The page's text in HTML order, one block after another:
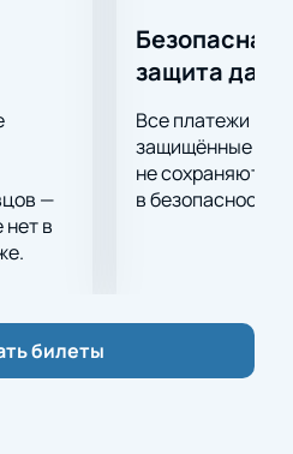
костюмов и
на спектакль вы можете
места, а также
билетов и оформите
и вы уже смело можете
отправитесь в
—
в
Безопасная
защита
Все платежи
защищённые
не сохраняются
в безопасности.
билеты